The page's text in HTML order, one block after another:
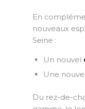
En
nouveaux
Seine :
Un nouvel
Une
Du rez-de-